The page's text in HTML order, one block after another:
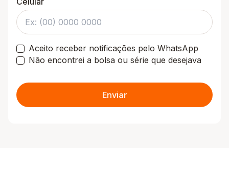
Aceito receber notificações pelo WhatsApp
Não encontrei a bolsa ou série que desejava
Enviar